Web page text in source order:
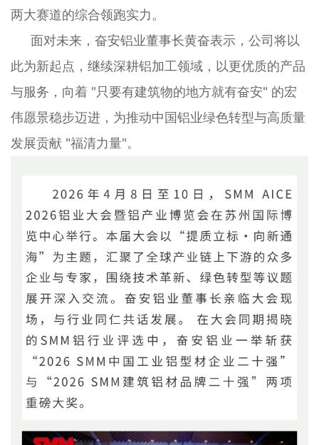
两大赛道的综合领跑实力。
面对未来，奋安铝业董事长黄奋表示，公司将以
此为新起点，继续深耕铝加工领域，以更优质的产品
与服务，向着 "只要有建筑物的地方就有奋安" 的宏
伟愿景稳步迈进，为推动中国铝业绿色转型与高质量
发展贡献 "福清力量"。